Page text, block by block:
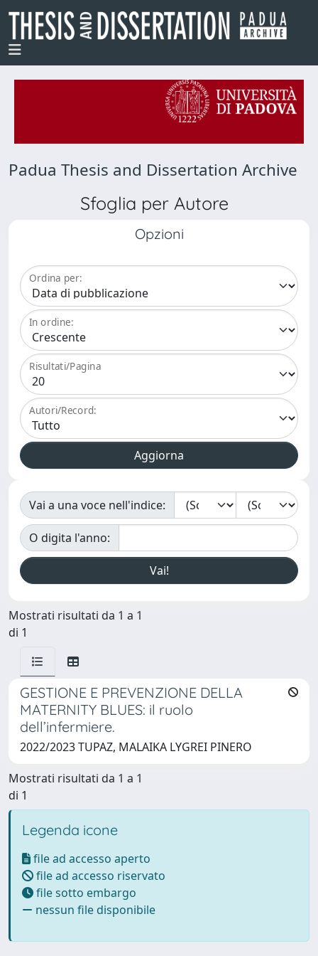
Padua Thesis and Dissertation Archive
Sfoglia per Autore
Opzioni
Ordina per:
In ordine:
Risultati/Pagina
Autori/Record:
Vai a una voce nell'indice:
O digita l'anno:
Mostrati risultati da 1 a 1
di 1
GESTIONE E PREVENZIONE DELLA
MATERNITY BLUES: il ruolo
dell’infermiere.
2022/2023 TUPAZ, MALAIKA LYGREI PINERO
Mostrati risultati da 1 a 1
di 1
Legenda icone
file ad accesso aperto
file ad accesso riservato
file sotto embargo
nessun file disponibile